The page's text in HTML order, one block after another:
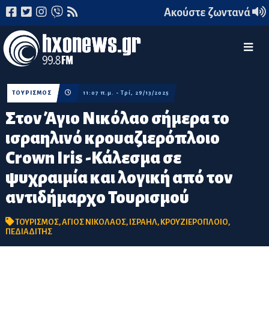
Ακούστε ζωντανά
Στον Άγιο Νικόλαο σήμερα το
ισραηλινό κρουαζιερόπλοιο
Crown Iris -Κάλεσμα σε
ψυχραιμία και λογική από τον
αντιδήμαρχο Τουρισμού
ΤΟΥΡΙΣΜΟΣ 11:07 π.μ. - Τρί, 29/13/2025
ΤΟΥΡΙΣΜΟΣ,ΑΓΙΟΣ ΝΙΚΟΛΑΟΣ, ΙΣΡΑΗΛ, ΚΡΟΥΖΙΕΡΟΠΛΟΙΟ,
ΠΕΔΙΑΔΙΤΗΣ